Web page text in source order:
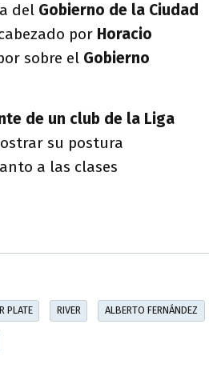
del Gobierno de la Ciudad
por Horacio
sobre el Gobierno
de un club de la Liga
su postura
a las clases
PLATE RIVER ALBERTO FERNÁNDEZ